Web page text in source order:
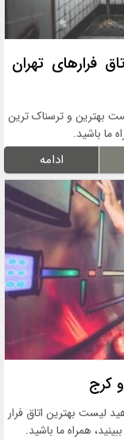
فرارهای تهران
بهترین و ترسناک ترین
ما باشید.
ادامه
کرج
لیست بهترین اتاق فرار
همراه ما باشید.